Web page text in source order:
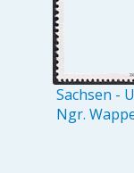
Sachsen -
Ngr.